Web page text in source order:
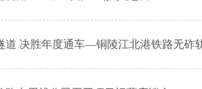
道 决胜年度通车—铜陵江北港铁路无砟